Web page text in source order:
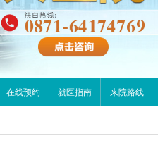
在线预约 就医指南 来院路线